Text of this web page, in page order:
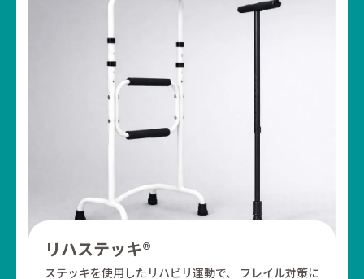
リハステッキ®
ステッキを使用したリハビリ運動で、 フレイル対策に